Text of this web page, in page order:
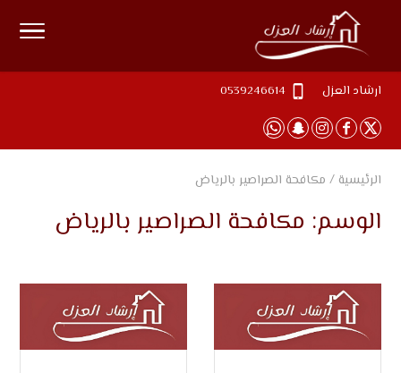
ارشاد العزل 0539246614
الرئيسية / مكافحة الصراصير بالرياض
الوسم: مكافحة الصراصير بالرياض